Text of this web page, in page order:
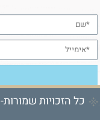
כל הזכויות שמורות-